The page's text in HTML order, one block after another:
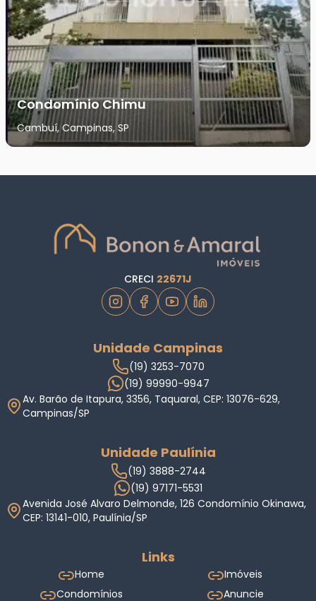
Condomínio Chimu
Cambuí, Campinas, SP
CRECI 22671J
Unidade Campinas
(19) 3253-7070
(19) 99990-9947
Av. Barão de Itapura, 3356, Taquaral, CEP: 13076-629,
Campinas/SP
Unidade Paulínia
(19) 3888-2744
(19) 97171-5531
Avenida José Alvaro Delmonde, 126 Condomínio Okinawa,
CEP: 13141-010, Paulínia/SP
Links
Home
Imóveis
Condomínios
Anuncie